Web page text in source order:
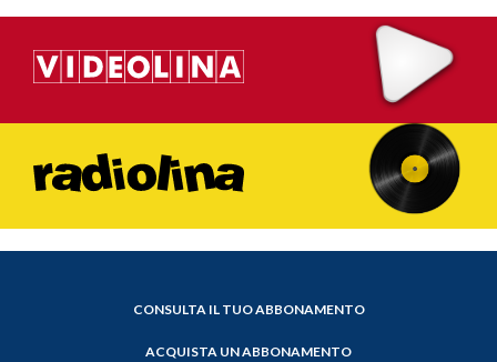
CONSULTA IL TUO ABBONAMENTO
ACQUISTA UN ABBONAMENTO